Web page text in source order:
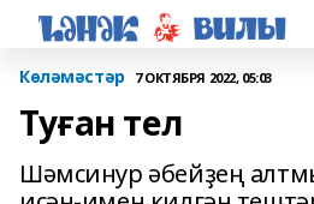
Көләмәстәр 7 ОКТЯБРЯ 2022, 05:03
Туған тел
Шәмсинур әбейҙең